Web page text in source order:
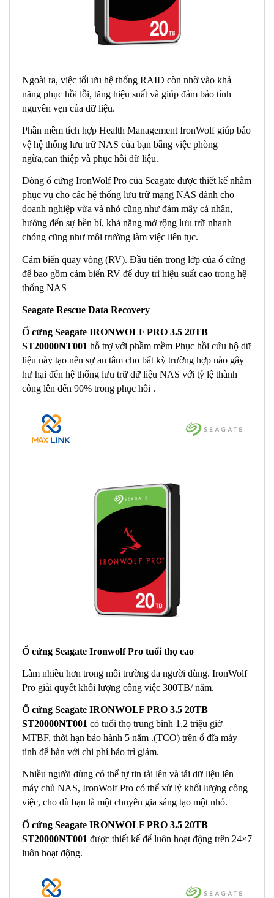
Ngoài ra, việc tối ưu hệ thống RAID còn nhờ vào khả
năng phục hồi lỗi, tăng hiệu suất và giúp đảm bảo tính
nguyên vẹn của dữ liệu.
Phần mềm tích hợp Health Management IronWolf giúp bảo
vệ hệ thống lưu trữ NAS của bạn bằng việc phòng
ngừa,can thiệp và phục hồi dữ liệu.
Dòng ổ cứng IronWolf Pro của Seagate được thiết kế nhằm
phục vụ cho các hệ thống lưu trữ mạng NAS dành cho
doanh nghiệp vừa và nhỏ cũng như đám mây cá nhân,
hướng đến sự bền bỉ, khả năng mở rộng lưu trữ nhanh
chóng cũng như môi trường làm việc liên tục.
Cảm biến quay vòng (RV). Đầu tiên trong lớp của ổ cứng
để bao gồm cảm biến RV để duy trì hiệu suất cao trong hệ
thống NAS
Seagate Rescue Data Recovery
Ổ cứng Seagate IRONWOLF PRO 3.5 20TB
ST20000NT001 hỗ trợ với phầm mềm Phục hồi cứu hộ dữ
liệu này tạo nên sự an tâm cho bất kỳ trường hợp nào gây
hư hại đến hệ thống lưu trữ dữ liệu NAS với tỷ lệ thành
công lên đến 90% trong phục hồi .
Ổ cứng Seagate Ironwolf Pro tuổi thọ cao
Làm nhiều hơn trong môi trường đa người dùng. IronWolf
Pro giải quyết khối lượng công việc 300TB/ năm.
Ổ cứng Seagate IRONWOLF PRO 3.5 20TB
ST20000NT001 có tuổi thọ trung bình 1,2 triệu giờ
MTBF, thời hạn bảo hành 5 năm .(TCO) trên ổ đĩa máy
tính để bàn với chi phí bảo trì giảm.
Nhiều người dùng có thể tự tin tải lên và tải dữ liệu lên
máy chủ NAS, IronWolf Pro có thể xử lý khối lượng công
việc, cho dù bạn là một chuyên gia sáng tạo một nhỏ.
Ổ cứng Seagate IRONWOLF PRO 3.5 20TB
ST20000NT001 được thiết kế để luôn hoạt động trên 24×7
luôn hoạt động.